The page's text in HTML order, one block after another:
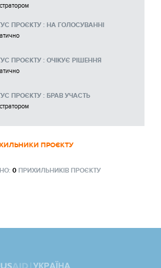
ПРОЄКТУ : НА ГОЛОСУВАННІ
ПРОЄКТУ : ОЧІКУЄ РІШЕННЯ
ПРОЄКТУ : БРАВ УЧАСТЬ
ПРОЄКТУ
0 ПРИХИЛЬНИКІВ ПРОЄКТУ